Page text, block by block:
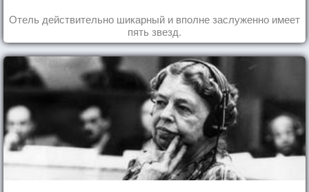
Отель действительно шикарный и вполне заслуженно имеет
пять звезд.